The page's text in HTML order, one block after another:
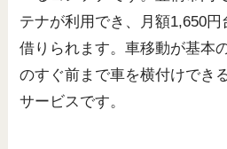
テナが利用でき、月額1,650
借りられます。車移動が基本
のすぐ前まで車を横付けでき
サービスです。